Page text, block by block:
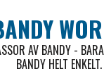
AV BANDY -
BANDY HELT ENKELT.